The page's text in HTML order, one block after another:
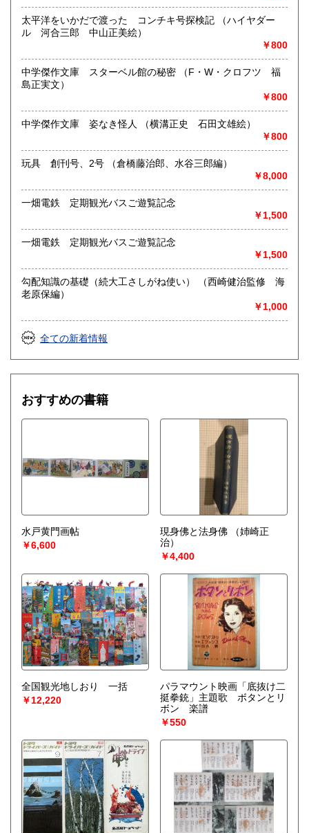
どうぞお気軽にご相談ください。
近代文献、趣味、サブカルチャー、古書一般（その他）
太平洋をいかだで渡った コンチキ号探検記 （ハイヤダー
ル 河合三郎 中山正美絵）
￥800
中学傑作文庫 スターベル館の秘密 （F・W・クロフツ 福
島正実文）
￥800
中学傑作文庫 姿なき怪人 （横溝正史 石田文雄絵）
￥800
玩具 創刊号、2号 （倉橋藤治郎、水谷三郎編）
￥8,000
一畑電鉄 定期観光バスご遊覧記念
￥1,500
一畑電鉄 定期観光バスご遊覧記念
￥1,500
勾配知識の基礎（続大工さしがね使い） （西崎健治監修 海
老原保編）
￥1,000
全ての新着情報
おすすめの書籍
水戸黄門画帖
￥6,600
現身佛と法身佛
（姉崎正
治）
￥4,400
全国観光地しおり 一括
￥12,220
パラマウント映画「底抜け二
挺拳銃」主題歌 ボタンとリ
ボン 楽譜
￥550